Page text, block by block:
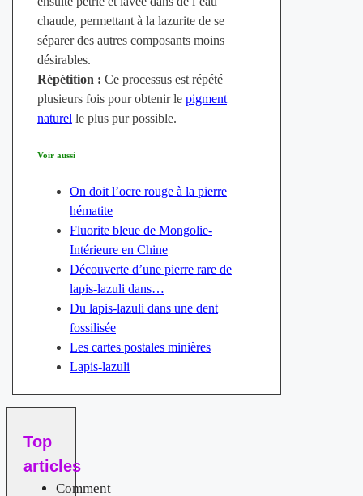
chaude, permettant à la lazurite de se
séparer des autres composants moins
désirables.
Répétition : Ce processus est répété
plusieurs fois pour obtenir le pigment
naturelle plus pur possible.
Voir aussi
On doit l’ocre rouge à la pierre
hématite
Fluorite bleue de Mongolie-
Intérieure en Chine
Découverte d’une pierre rare de
lapis-lazuli dans…
Du lapis-lazuli dans une dent
fossilisée
Les cartes postales minières
Lapis-lazuli
Top
articles
Comment